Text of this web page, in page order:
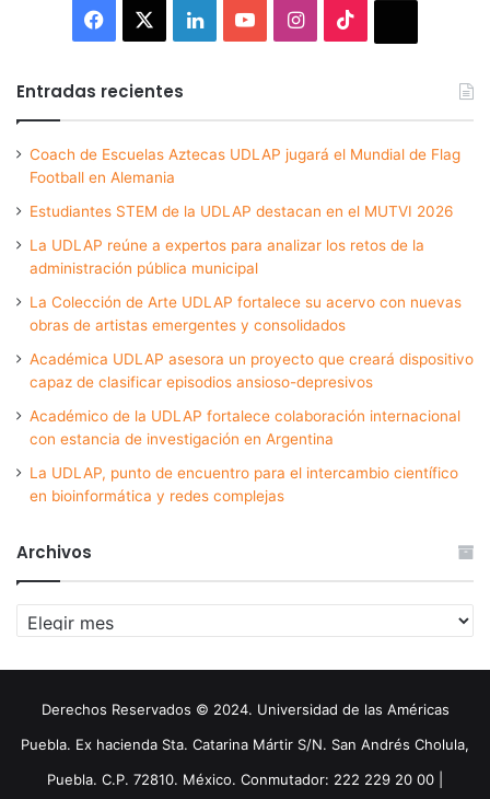
Facebook LinkedInYouTubeInstagram
Entradas recientes
Coach de Escuelas Aztecas UDLAP jugará el Mundial de Flag
Football en Alemania
Estudiantes STEM de la UDLAP destacan en el MUTVI 2026
La UDLAP reúne a expertos para analizar los retos de la
administración pública municipal
La Colección de Arte UDLAP fortalece su acervo con nuevas
obras de artistas emergentes y consolidados
Académica UDLAP asesora un proyecto que creará dispositivo
capaz de clasificar episodios ansioso-depresivos
Académico de la UDLAP fortalece colaboración internacional
con estancia de investigación en Argentina
La UDLAP, punto de encuentro para el intercambio científico
en bioinformática y redes complejas
Archivos
Archivos
Derechos Reservados © 2024. Universidad de las Américas
Puebla. Ex hacienda Sta. Catarina Mártir S/N. San Andrés Cholula,
Puebla. C.P. 72810. México. Conmutador: 222 229 20 00 |